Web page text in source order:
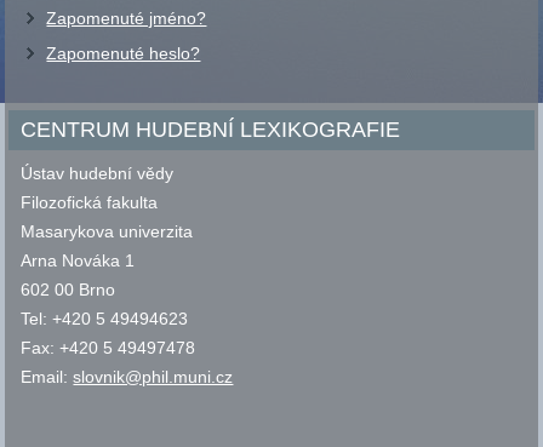
Zapomenuté jméno?
Zapomenuté heslo?
CENTRUM HUDEBNÍ LEXIKOGRAFIE
Ústav hudební vědy
Filozofická fakulta
Masarykova univerzita
Arna Nováka 1
602 00 Brno
Tel: +420 5 49494623
Fax: +420 5 49497478
Email:slovnik@phil.muni.cz